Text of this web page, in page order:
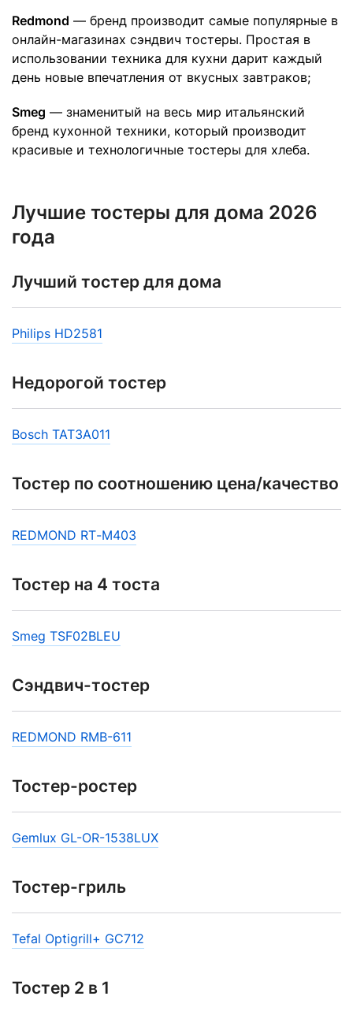
Redmond — бренд производит самые популярные в
онлайн-магазинах сэндвич тостеры. Простая в
использовании техника для кухни дарит каждый
день новые впечатления от вкусных завтраков;
Smeg — знаменитый на весь мир итальянский
бренд кухонной техники, который производит
красивые и технологичные тостеры для хлеба.
Лучшие тостеры для дома 2026
года
Лучший тостер для дома
Philips HD2581
Недорогой тостер
Bosch TAT3A011
Тостер по соотношению цена/качество
REDMOND RТ-M403
Тостер на 4 тоста
Smeg TSF02BLEU
Сэндвич-тостер
REDMOND RMB-611
Тостер-ростер
Gemlux GL-OR-1538LUX
Тостер-гриль
Tefal Optigrill+ GC712
Тостер 2 в 1